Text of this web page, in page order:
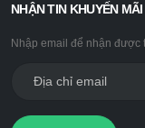
NHẬN TIN KHUYẾN MÃI
Nhập email để nhận được